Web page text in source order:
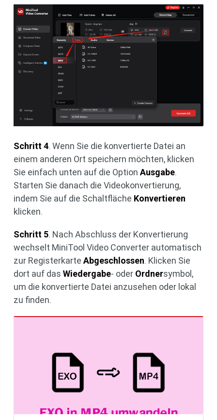
Schritt 4. Wenn Sie die konvertierte Datei an
einem anderen Ort speichern möchten, klicken
Sie einfach unten auf die Option Ausgabe.
Starten Sie danach die Videokonvertierung,
indem Sie auf die Schaltfläche Konvertieren
klicken.
Schritt 5. Nach Abschluss der Konvertierung
wechselt MiniTool Video Converter automatisch
zur Registerkarte Abgeschlossen. Klicken Sie
dort auf das Wiedergabe- oder Ordnersymbol,
um die konvertierte Datei anzusehen oder lokal
zu finden.